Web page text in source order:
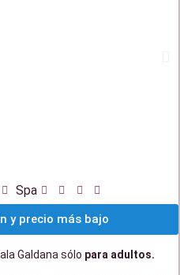
Spa
y precio más bajo
Galdana sólo para adultos.